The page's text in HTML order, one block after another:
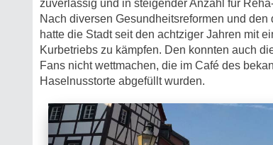
zuverlässig und in steigender Anzahl für
Nach diversen Gesundheitsreformen und
hatte die Stadt seit den achtziger Jahren mit
Kurbetriebs zu kämpfen. Den konnten auch
Fans nicht wettmachen, die im Café des
Haselnusstorte abgefüllt wurden.